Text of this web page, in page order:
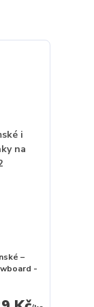
–
-